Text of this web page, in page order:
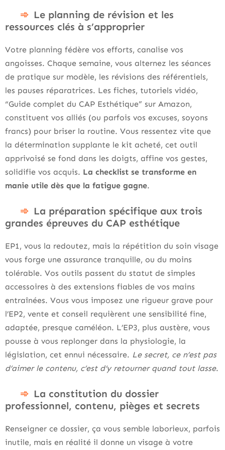
Le planning de révision et les
ressources clés à s’approprier
Votre planning fédère vos efforts, canalise vos
angoisses. Chaque semaine, vous alternez les séances
de pratique sur modèle, les révisions des référentiels,
les pauses réparatrices. Les fiches, tutoriels vidéo,
“Guide complet du CAP Esthétique” sur Amazon,
constituent vos alliés (ou parfois vos excuses, soyons
francs) pour briser la routine. Vous ressentez vite que
la détermination supplante le kit acheté, cet outil
apprivoisé se fond dans les doigts, affine vos gestes,
solidifie vos acquis. La checklist se transforme en
manie utile dès que la fatigue gagne.
La préparation spécifique aux trois
grandes épreuves du CAP esthétique
EP1, vous la redoutez, mais la répétition du soin visage
vous forge une assurance tranquille, ou du moins
tolérable. Vos outils passent du statut de simples
accessoires à des extensions fiables de vos mains
entraînées. Vous vous imposez une rigueur grave pour
l’EP2, vente et conseil requièrent une sensibilité fine,
adaptée, presque caméléon. L’EP3, plus austère, vous
pousse à vous replonger dans la physiologie, la
législation, cet ennui nécessaire. Le secret, ce n’est pas
d’aimer le contenu, c’est d’y retourner quand tout lasse.
La constitution du dossier
professionnel, contenu, pièges et secrets
Renseigner ce dossier, ça vous semble laborieux, parfois
inutile, mais en réalité il donne un visage à votre